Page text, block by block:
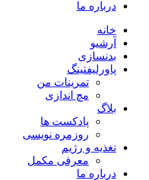
درباره ما
خانه
آرشیو
بدنسازی
پاورلیفتینگ
تمرینات من
مچ اندازی
بلاگ
پادکست ها
روزمره نویسی
تغذیه و رژیم
معرفی مکمل
درباره ما